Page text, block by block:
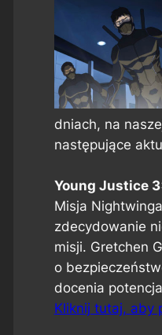
dniach, na
następujące
Young Justice
Misja
zdecydowanie
misji. Gretchen
o
docenia
Kliknij tutaj, aby